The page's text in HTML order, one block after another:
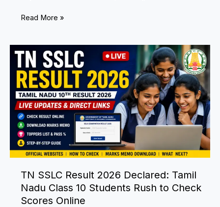
Noida
Death
Case
Shocks
City
Again
After
Twisha
Sharma
Tragedy
Read More »
TN SSLC Result 2026 Declared: Tamil
Nadu Class 10 Students Rush to Check
Scores Online